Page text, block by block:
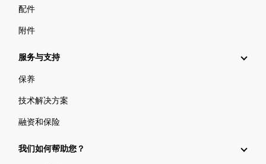
配件
附件
服务与支持
保养
技术解决方案
融资和保险
我们如何帮助您？